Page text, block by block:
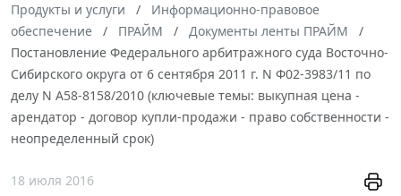
Продукты и услуги
Информационно-правовое
обеспечение
ПРАЙМ
Документы ленты ПРАЙМ
Постановление Федерального арбитражного суда Восточно-
Сибирского округа от 6 сентября 2011 г. N Ф02-3983/11 по
делу N А58-8158/2010 (ключевые темы: выкупная цена -
арендатор - договор купли-продажи - право собственности -
неопределенный срок)
18 июля 2016